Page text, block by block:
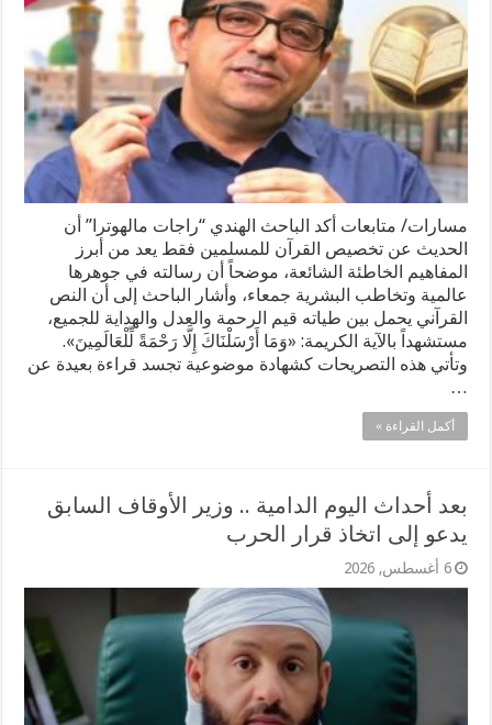
مسارات/ متابعات أكد الباحث الهندي “راجات مالهوترا” أن
الحديث عن تخصيص القرآن للمسلمين فقط يعد من أبرز
المفاهيم الخاطئة الشائعة، موضحاً أن رسالته في جوهرها
عالمية وتخاطب البشرية جمعاء، وأشار الباحث إلى أن النص
القرآني يحمل بين طياته قيم الرحمة والعدل والهداية للجميع،
مستشهداً بالآية الكريمة: «وَمَا أَرْسَلْنَاكَ إِلَّا رَحْمَةً لِّلْعَالَمِينَ».
وتأتي هذه التصريحات كشهادة موضوعية تجسد قراءة بعيدة عن
…
أكمل القراءة »
بعد أحداث اليوم الدامية .. وزير الأوقاف السابق
يدعو إلى اتخاذ قرار الحرب
6 أغسطس, 2026